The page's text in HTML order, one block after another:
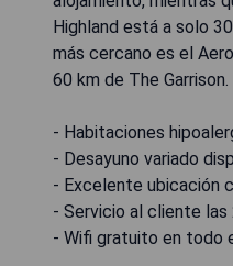
Highland está a solo
más cercano es el
60 km de The Garrison.
- Habitaciones
- Desayuno variado
- Excelente ubicación
- Servicio al cliente las
- Wifi gratuito en todo